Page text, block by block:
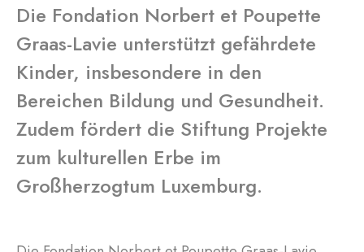
Die Fondation Norbert et Poupette
Graas-Lavie unterstützt gefährdete
Kinder, insbesondere in den
Bereichen Bildung und Gesundheit.
Zudem fördert die Stiftung Projekte
zum kulturellen Erbe im
Großherzogtum Luxemburg.